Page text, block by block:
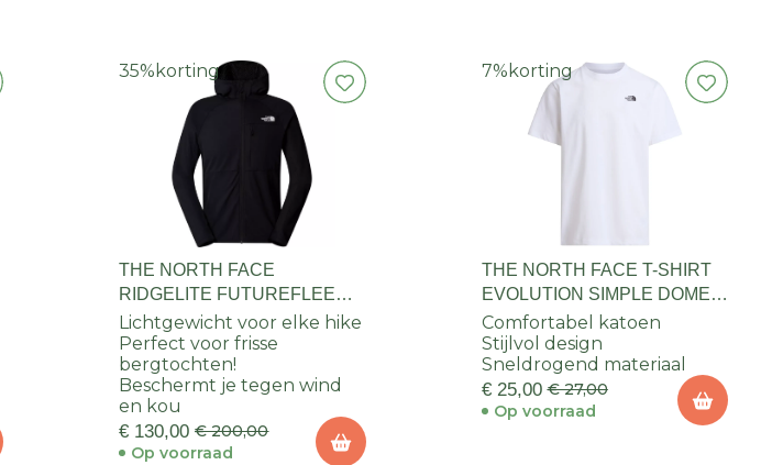
35% korting
THE NORTH FACE
RIDGELITE FUTUREFLEECE
WIND JACKET HEREN
Lichtgewicht voor elke hike
Perfect voor frisse
bergtochten!
Beschermt je tegen wind
en kou
€ 130,00 € 200,00
Op voorraad
7% korting
THE NORTH FACE T-SHIRT
EVOLUTION SIMPLE DOME
REGULAR HEREN
Comfortabel katoen
Stijlvol design
Sneldrogend materiaal
€ 25,00 € 27,00
Op voorraad